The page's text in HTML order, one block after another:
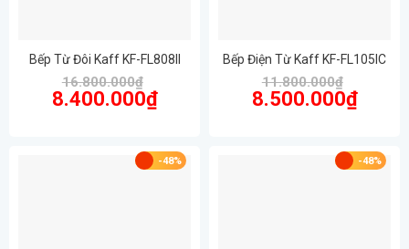
Bếp Từ Đôi Kaff KF-FL808II
16.800.000₫
Giá
gốc
8.400.000₫Giá
hiện
8.400.000₫.
Bếp Điện Từ Kaff KF-FL105IC
11.800.000₫
Giá
gốc
8.500.000₫Giá
hiện
-48% -48%